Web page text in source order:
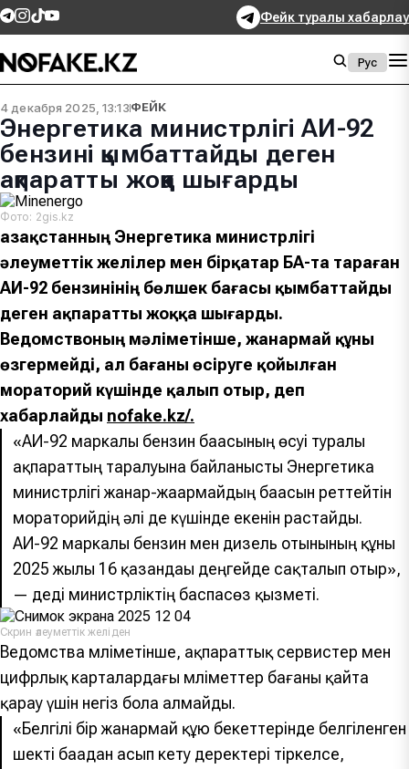
Фейк туралы хабарлау
Рус
4 декабря 2025, 13:13ФЕЙК
Энергетика министрлігі АИ-92
бензині қымбаттайды деген
ақпаратты жоққа шығарды
Фото: 2gis.kz
Қазақстанның Энергетика министрлігі
әлеуметтік желілер мен бірқатар БАҚ-та тараған
АИ-92 бензинінің бөлшек бағасы қымбаттайды
деген ақпаратты жоққа шығарды.
Ведомствоның мәліметінше, жанармай құны
өзгермейді, ал бағаны өсіруге қойылған
мораторий күшінде қалып отыр, деп
хабарлайды nofake.kz/.
«АИ-92 маркалы бензин бағасының өсуі туралы
ақпараттың таралуына байланысты Энергетика
министрлігі жанар-жағармайдың бағасын реттейтін
мораторийдің әлі де күшінде екенін растайды.
АИ-92 маркалы бензин мен дизель отынының құны
2025 жылғы 16 қазандағы деңгейде сақталып отыр»,
— деді министрліктің баспасөз қызметі.
Скрин әлеуметтік желіден
Ведомства мәліметінше, ақпараттық сервистер мен
цифрлық карталардағы мәліметтер бағаны қайта
қарау үшін негіз бола алмайды.
«Белгілі бір жанармай құю бекеттерінде белгіленген
шекті бағадан асып кету деректері тіркелсе,